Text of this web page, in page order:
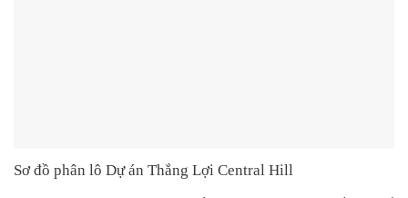
Sơ đồ phân lô Dự án Thắng Lợi Central Hill